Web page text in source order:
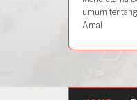
umum
Amal